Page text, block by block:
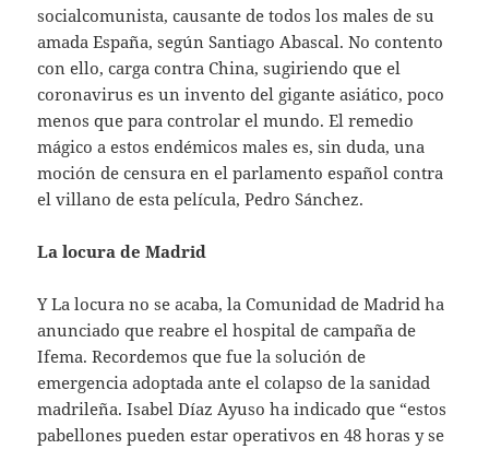
socialcomunista, causante de todos los males de su
amada España, según Santiago Abascal. No contento
con ello, carga contra China, sugiriendo que el
coronavirus es un invento del gigante asiático, poco
menos que para controlar el mundo. El remedio
mágico a estos endémicos males es, sin duda, una
moción de censura en el parlamento español contra
el villano de esta película, Pedro Sánchez.
La locura de Madrid
Y La locura no se acaba, la Comunidad de Madrid ha
anunciado que reabre el hospital de campaña de
Ifema. Recordemos que fue la solución de
emergencia adoptada ante el colapso de la sanidad
madrileña. Isabel Díaz Ayuso ha indicado que “estos
pabellones pueden estar operativos en 48 horas y se